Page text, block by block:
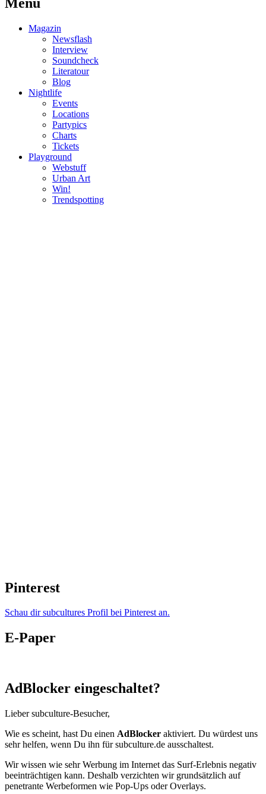
Magazin
Newsflash
Interview
Soundcheck
Literatour
Blog
Nightlife
Events
Locations
Partypics
Charts
Tickets
Playground
Webstuff
Urban Art
Win!
Trendspotting
Pinterest
Schau dir subcultures Profil bei Pinterest an.
E-Paper
AdBlocker eingeschaltet?
Lieber subculture-Besucher,
Wie es scheint, hast Du einen AdBlocker aktiviert. Du würdest uns
sehr helfen, wenn Du ihn für subculture.de ausschaltest.
Wir wissen wie sehr Werbung im Internet das Surf-Erlebnis negativ
beeinträchtigen kann. Deshalb verzichten wir grundsätzlich auf
penetrante Werbeformen wie Pop-Ups oder Overlays.